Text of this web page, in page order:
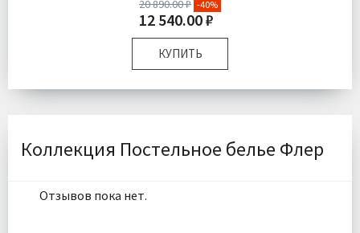
20 890.00 ₽ -40%
12 540.00 ₽
КУПИТЬ
Размер:
Семейный
Ткань:
Макосатин
Доставка:
Бесплатно
Коллекция Постельное белье Флер
Отзывов пока нет.